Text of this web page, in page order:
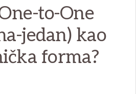
to-One
jedan) kao
forma?